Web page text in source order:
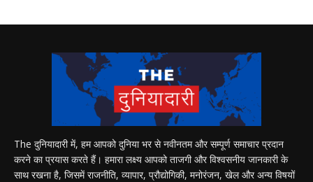
The दुनियादारी में, हम आपको दुनिया भर से नवीनतम और सम्पूर्ण समाचार प्रदान
करने का प्रयास करते हैं। हमारा लक्ष्य आपको ताजगी और विश्वसनीय जानकारी के
साथ रखना है, जिसमें राजनीति, व्यापार, प्रौद्योगिकी, मनोरंजन, खेल और अन्य विषयों